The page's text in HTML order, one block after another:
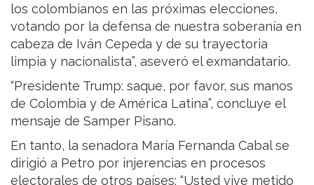
los colombianos en las próximas elecciones,
votando por la defensa de nuestra soberanía en
cabeza de Iván Cepeda y de su trayectoria
limpia y nacionalista”, aseveró el exmandatario.
“Presidente Trump: saque, por favor, sus manos
de Colombia y de América Latina”, concluye el
mensaje de Samper Pisano.
En tanto, la senadora María Fernanda Cabal se
dirigió a Petro por injerencias en procesos
electorales de otros países: “Usted vive metido